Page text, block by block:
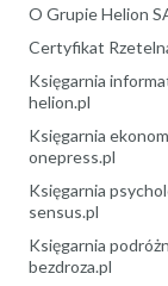
O Grupie Helion
Certyfikat
Księgarnia
helion.pl
Księgarnia
onepress.pl
Księgarnia
sensus.pl
Księgarnia
bezdroza.pl